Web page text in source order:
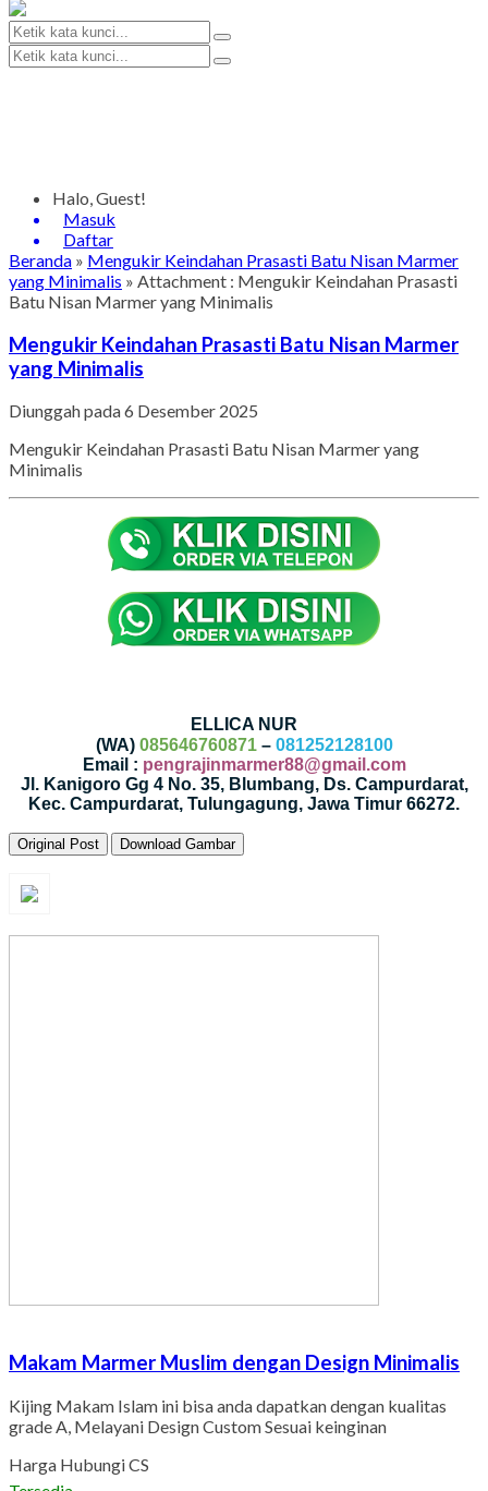
Halo, Guest!
Masuk
Daftar
Beranda » Mengukir Keindahan Prasasti Batu Nisan Marmer
yang Minimalis » Attachment : Mengukir Keindahan Prasasti
Batu Nisan Marmer yang Minimalis
Mengukir Keindahan Prasasti Batu Nisan Marmer
yang Minimalis
Diunggah pada 6 Desember 2025
Mengukir Keindahan Prasasti Batu Nisan Marmer yang
Minimalis
ELLICA NUR
(WA) 085646760871– 081252128100
Email : pengrajinmarmer88@gmail.com
Jl. Kanigoro Gg 4 No. 35, Blumbang, Ds. Campurdarat,
Kec. Campurdarat, Tulungagung, Jawa Timur 66272.
Original Post Download Gambar
Makam Marmer Muslim dengan Design Minimalis
Kijing Makam Islam ini bisa anda dapatkan dengan kualitas
grade A, Melayani Design Custom Sesuai keinginan
Harga Hubungi CS